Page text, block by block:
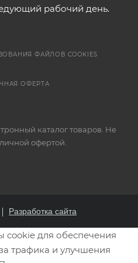
рабочий день.
ФАЙЛОВ COOKIES
ОФЕРТА
каталог товаров. Не
офертой.
Разработка сайта
cookie для обеспечения
трафика и улучшения